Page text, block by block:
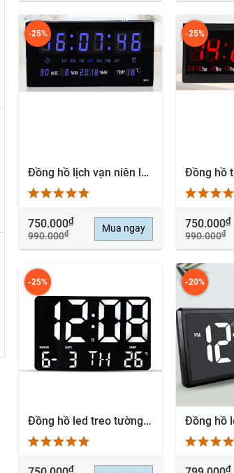
-25%
XEM NHANH Đồng hồ lịch vạn niên led treo tường 15 x 36 x 3 cm - Màu Blue
750.000₫
990.000₫ Mua ngay
-25%
750.000₫
990.000₫
-25%
XEM NHANH Đồng hồ led treo tường cao cấp hiện đại - 0717
₫
-20%
₫